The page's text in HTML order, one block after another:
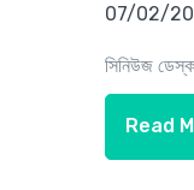
07/02/
সিনিউজ
Read